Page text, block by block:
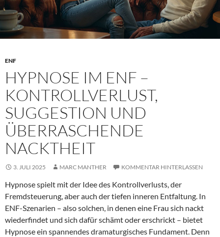
ENF
HYPNOSE IM ENF –
KONTROLLVERLUST,
SUGGESTION UND
ÜBERRASCHENDE
NACKTHEIT
3. JULI 2025 MARC MANTHER KOMMENTAR HINTERLASSEN
Hypnose spielt mit der Idee des Kontrollverlusts, der
Fremdsteuerung, aber auch der tiefen inneren Entfaltung. In
ENF-Szenarien – also solchen, in denen eine Frau sich nackt
wiederfindet und sich dafür schämt oder erschrickt – bietet
Hypnose ein spannendes dramaturgisches Fundament. Denn